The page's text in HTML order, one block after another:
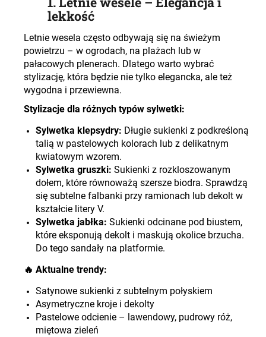
lekkość
Letnie wesela często odbywają się na świeżym
powietrzu – w ogrodach, na plażach lub w
pałacowych plenerach. Dlatego warto wybrać
stylizację, która będzie nie tylko elegancka, ale też
wygodna i przewiewna.
Stylizacje dla różnych typów sylwetki:
Sylwetka klepsydry: Długie sukienki z podkreśloną
talią w pastelowych kolorach lub z delikatnym
kwiatowym wzorem.
Sylwetka gruszki: Sukienki z rozkloszowanym
dołem, które równoważą szersze biodra. Sprawdzą
się subtelne falbanki przy ramionach lub dekolt w
kształcie litery V.
Sylwetka jabłka: Sukienki odcinane pod biustem,
które eksponują dekolt i maskują okolice brzucha.
Do tego sandały na platformie.
🔥 Aktualne trendy:
Satynowe sukienki z subtelnym połyskiem
Asymetryczne kroje i dekolty
Pastelowe odcienie – lawendowy, pudrowy róż,
miętowa zieleń